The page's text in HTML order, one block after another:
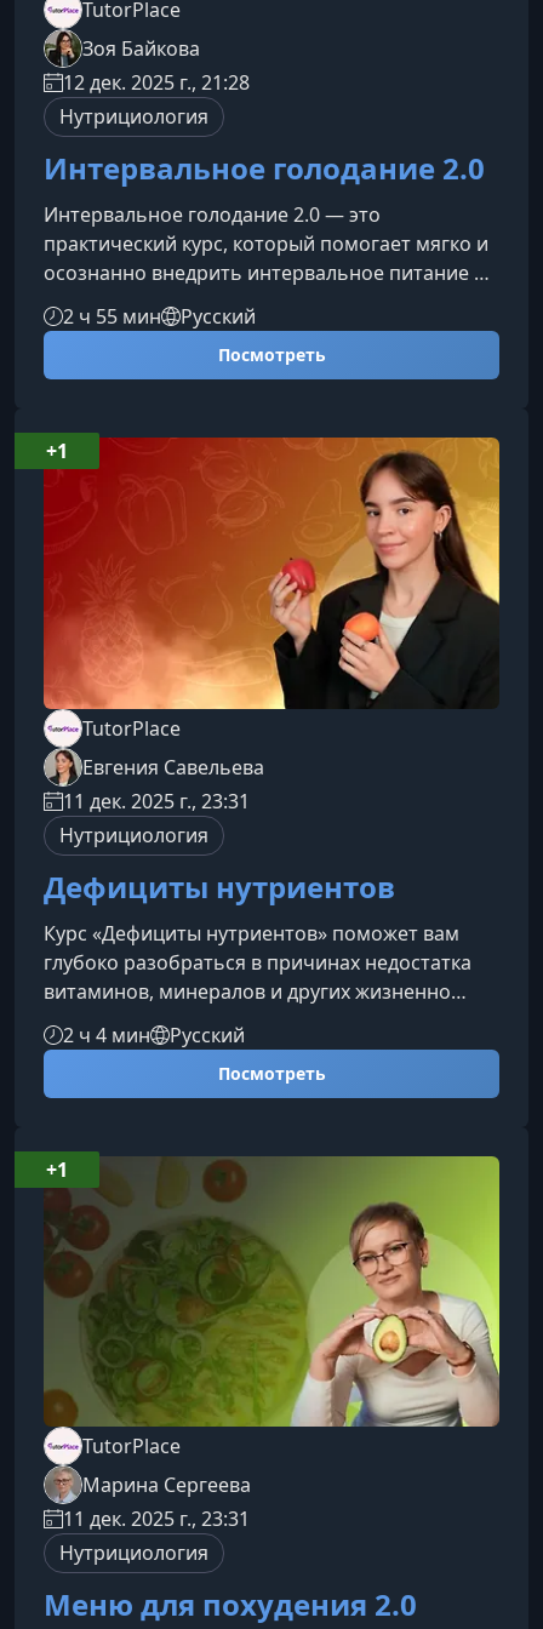
TutorPlace
Зоя Байкова
12 дек. 2025 г., 21:28
Нутрициология
Интервальное голодание 2.0
Интервальное голодание 2.0 — это
практический курс, который помогает мягко и
осознанно внедрить интервальное питание в
повседневную жизнь. Вы получите понятную
структуру, четкие шаги и рекомендации,
позволяющие выбрать режим, гармонично
выстроена так, чтобы вы могли постепенно
адаптироваться к новому режиму питания без
стресса и резких ограничений.Пошаговая
2 ч 55 мин Русский
Посмотреть
TutorPlace
Евгения Савельева
11 дек. 2025 г., 23:31
Нутрициология
Дефициты нутриентов
Курс «Дефициты нутриентов» поможет вам
глубоко разобраться в причинах недостатка
витаминов, минералов и других жизненно
важных веществ. Вы узнаете, как распознавать
дефициты, корректировать питание и
безопасно восполнять нехватку ключевых
курсеМатериал курса построен так, чтобы
последовательно провести вас от базовых
понятий к практическим инструментам оценки
и коррек
2 ч 4 мин Русский
Посмотреть
+1
TutorPlace
Марина Сергеева
11 дек. 2025 г., 23:31
Нутрициология
Меню для похудения 2.0
+1